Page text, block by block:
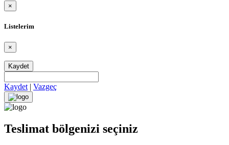
×
Listelerim
×
Kaydet
Kaydet | Vazgeç
Teslimat bölgenizi seçiniz